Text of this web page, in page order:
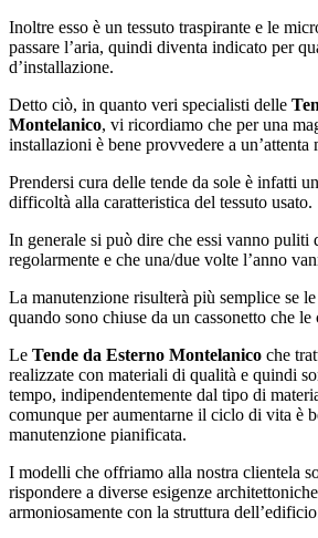
Inoltre esso è un tessuto traspirante e le
passare l’aria, quindi diventa indicato per
d’installazione.
Detto ciò, in quanto veri specialisti delle
Montelanico, vi ricordiamo che per una
installazioni è bene provvedere a un’attenta
Prendersi cura delle tende da sole è infatti
difficoltà alla caratteristica del tessuto usato.
In generale si può dire che essi vanno puliti
regolarmente e che una/due volte l’anno
La manutenzione risulterà più semplice se
quando sono chiuse da un cassonetto che le
Le Tende da Esterno Montelanico che
realizzate con materiali di qualità e quindi
tempo, indipendentemente dal tipo di
comunque per aumentarne il ciclo di vita è
manutenzione pianificata.
I modelli che offriamo alla nostra clientela
rispondere a diverse esigenze
armoniosamente con la struttura